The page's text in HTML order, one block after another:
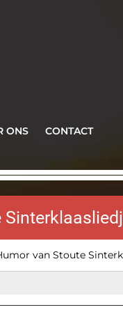
ONS CONTACT
van Stoute